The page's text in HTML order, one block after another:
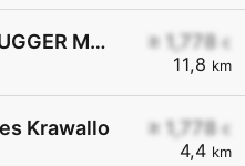
≥ 1,778 €
11,8 km
KFZ PRUGGER e.U. - PRUGGER Maltatal Diskont
≥ 1,778 €
4,4 km
Krawallo